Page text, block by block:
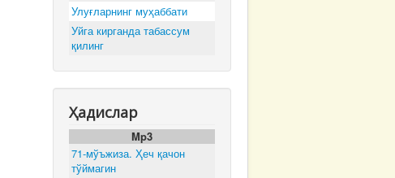
Улуғларнинг муҳаббати
Уйга кирганда табассум
қилинг
Ҳадислар
Mp3
71-мўъжиза. Ҳеч қачон
тўймагин